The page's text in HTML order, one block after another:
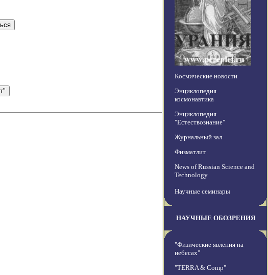
Космические новости
Энциклопедия
космонавтика
Энциклопедия
"Естествознание"
Журнальный зал
Физматлит
News of Russian Science and
Technology
Научные семинары
НАУЧНЫЕ ОБОЗРЕНИЯ
"Физические явления на
небесах"
"TERRA & Comp"